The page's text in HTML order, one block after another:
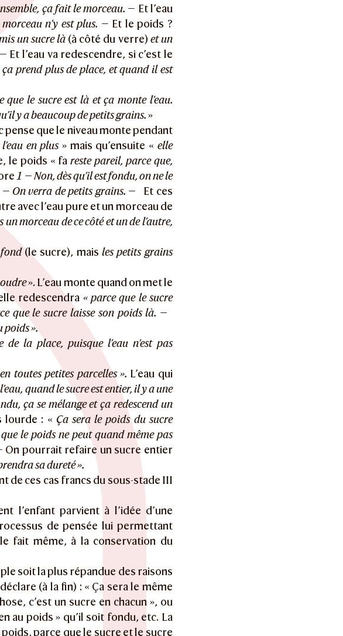
ça fait le morceau. — Et l’eau
n’y est plus. — Et le poids ?
un sucre là (à côté du verre) et un
— Et l’eau va redescendre, si c’est le
prend plus de place, et quand il est
que le sucre est là et ça monte l’eau.
y a beaucoup de petits grains.»
pense que le niveau monte pendant
en plus» mais qu’ensuite « elle
le poids « fareste pareil, parce que,
1 — Non, dès qu’il est fondu, on ne le
— On verra de petits grains. —
Et ces
avec l’eau pure et un morceau de
morceau de ce côté et un de l’autre,
fond(le sucre), maisles petits grains
». L’eau monte quand on met le
redescendra « parce que le sucre
que le sucre laisse son poids là. —
poids ».
de la place, puisque l’eau n’est pas
toutes petites parcelles ». L’eau qui
quand le sucre est entier, il y a une
ça se mélange et ça redescend un
lourde : « Ça sera le poids du sucre
le poids ne peut quand même pas
On pourrait refaire un sucre entier
sa dureté ».
de ces cas francs du sous-stade III
l’enfant parvient à l’idée d’une
de pensée lui permettant
fait même, à la conservation du
soit la plus répandue des raisons
(à la fin) : « Ça sera le même
c’est un sucre en chacun », ou
au poids » qu’il soit fondu, etc. La
parce que le sucre et le sucre